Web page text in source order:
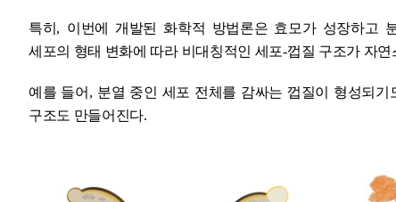
특히 , 이번에 개발된 화학적 방법론은 효모가 성장하고
세포의 형태 변화에 따라 비대칭적인 세포-껍질 구조가 자
예를 들어 , 분열 중인 세포 전체를 감싸는 껍질이 형성되기
구조도 만들어진다.